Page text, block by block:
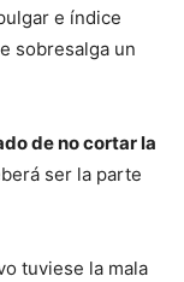
e índice
sobresalga un
de no cortar la
ser la parte
tuviese la mala